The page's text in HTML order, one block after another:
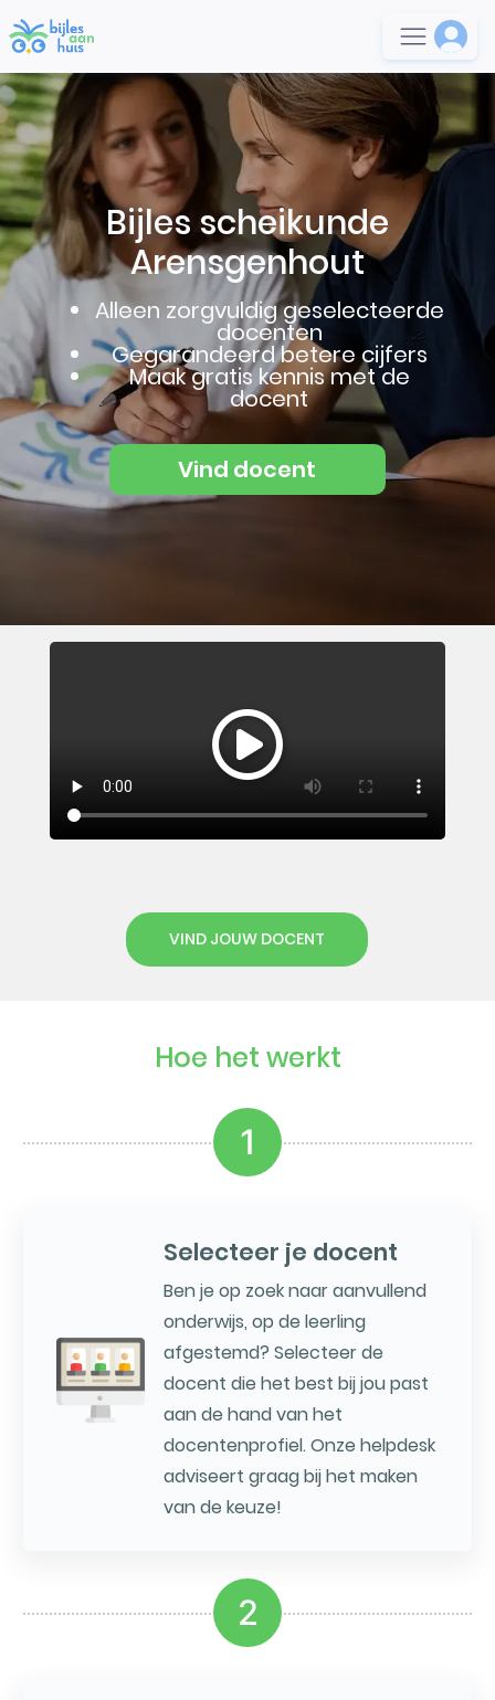
Bijles scheikunde
Arensgenhout
Alleen zorgvuldig geselecteerde
docenten
Gegarandeerd betere cijfers
Maak gratis kennis met de
docent
Vind docent
VIND JOUW DOCENT
Hoe het werkt
1
Selecteer je docent
Ben je op zoek naar aanvullend
onderwijs, op de leerling
afgestemd? Selecteer de
docent die het best bij jou past
aan de hand van het
docentenprofiel. Onze helpdesk
adviseert graag bij het maken
van de keuze!
2